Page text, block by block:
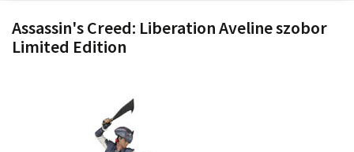
Assassin's Creed: Liberation Aveline szobor
Limited Edition